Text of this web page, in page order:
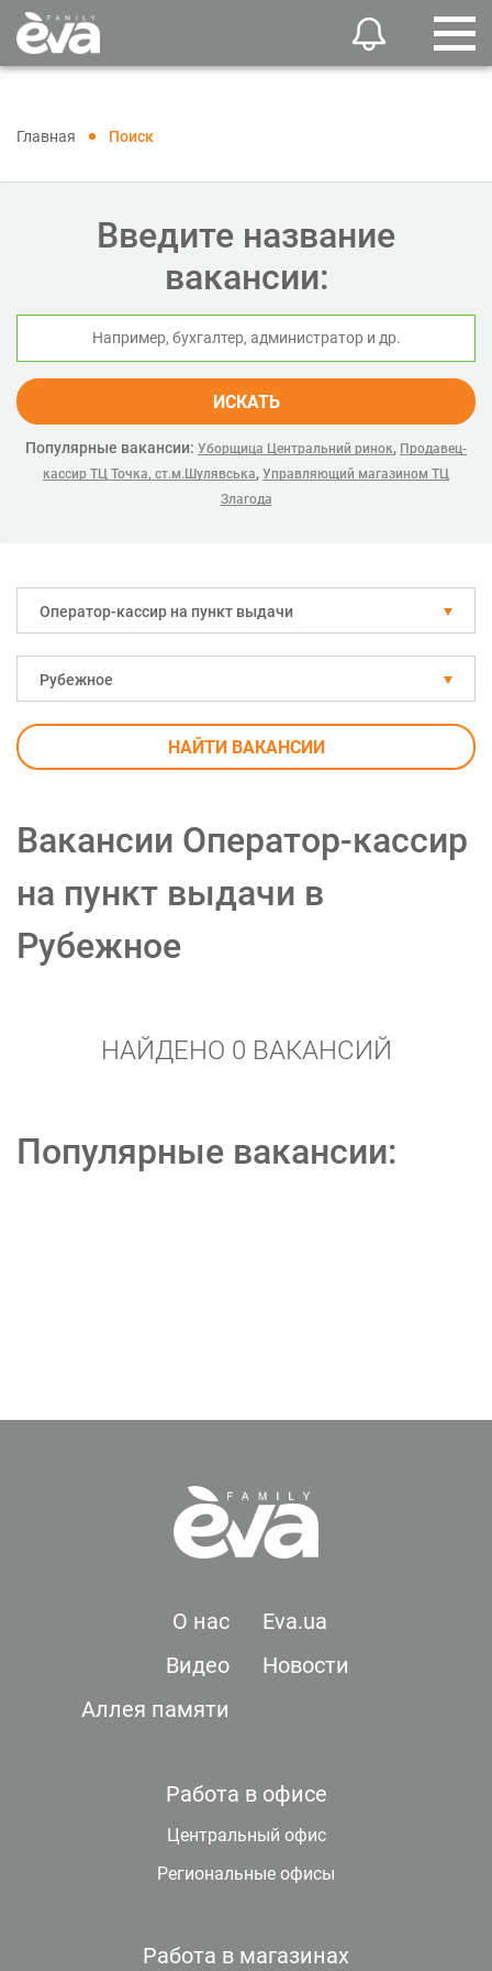
Главная Поиск
Введите название
вакансии:
ИСКАТЬ
Популярные вакансии: Уборщица Центральний ринок, Продавец-
кассир ТЦ Точка, ст.м.Шулявська, Управляющий магазином ТЦ
Злагода
Оператор-кассир на пункт выдачи
Рубежное
НАЙТИ ВАКАНСИИ
Вакансии Оператор-кассир
на пункт выдачи в
Рубежное
НАЙДЕНО 0 ВАКАНСИЙ
Популярные вакансии:
О нас
Eva.ua
Видео
Новости
Аллея памяти
Работа в офисе
Центральный офис
Региональные офисы
Работа в магазинах